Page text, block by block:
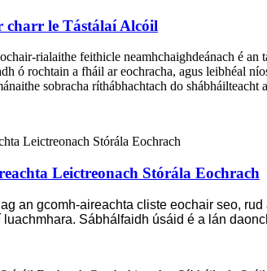
charr le Tástálaí Alcóil
rialaithe feithicle neamhchaighdeánach é
ó rochtain a fháil ar eochracha, agus leibhéal
sobracha ríthábhachtach do shábháilteacht
Leictreonach Stórála Eochrach
an gcomh-aireachta cliste eochair seo,
Sábhálfaidh úsáid é a lán